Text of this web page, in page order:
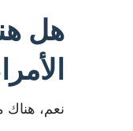
هل
نعم،